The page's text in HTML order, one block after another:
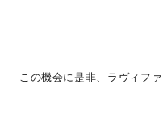
この機会に是非、ラヴィフ